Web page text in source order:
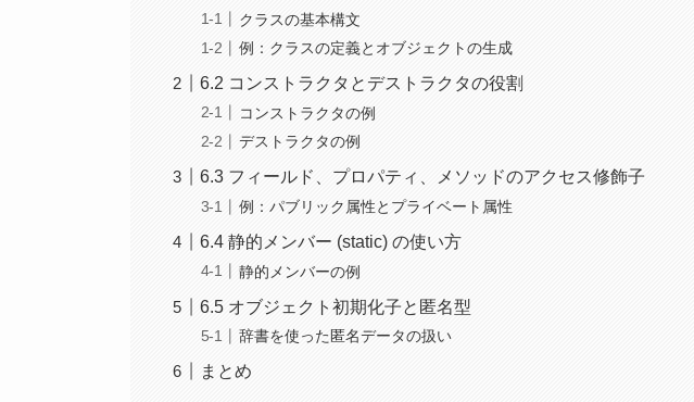
クラスの基本構文
例：クラスの定義とオブジェクトの生成
6.2 コンストラクタとデストラクタの役割
コンストラクタの例
デストラクタの例
6.3 フィールド、プロパティ、メソッドのアクセス修飾子
例：パブリック属性とプライベート属性
6.4 静的メンバー (static) の使い方
静的メンバーの例
6.5 オブジェクト初期化子と匿名型
辞書を使った匿名データの扱い
まとめ